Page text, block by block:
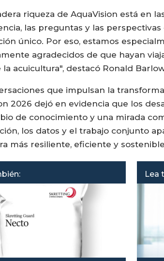
riqueza de AquaVision está en
las preguntas y las
único. Por eso, estamos
agradecidos de que hayan
acuicultura", destacó Ronald
que impulsan la
2026 dejó en evidencia que los
de conocimiento y una mirada
los datos y el trabajo conjunto
más resiliente, eficiente y
Lea